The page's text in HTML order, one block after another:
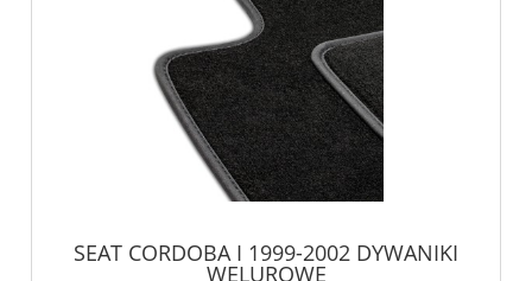
SEAT CORDOBA I 1999-2002 DYWANIKI
WELUROWE